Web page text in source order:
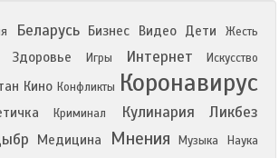
Беларусь Бизнес Видео Дети
Жесть
Здоровье Игры Интернет Искусство
Кино Конфликты Коронавирус
Криминал Кулинария Ликбез
Медицина Мнения Музыка Наука